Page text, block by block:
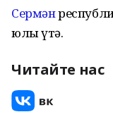
Сермән
юлы үтә.
Читайте нас